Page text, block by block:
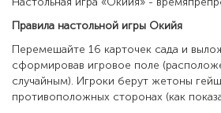
Правила настольной игры Окийя
Перемешайте 16 карточек сада и
сформировав игровое поле
случайным). Игроки берут жетоны
противоположных сторонах (как